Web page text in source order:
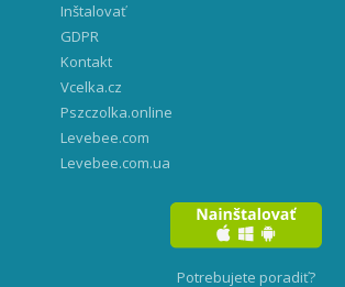
Inštalovať
GDPR
Kontakt
Vcelka.cz
Pszczolka.online
Levebee.com
Levebee.com.ua
Potrebujete poradiť?